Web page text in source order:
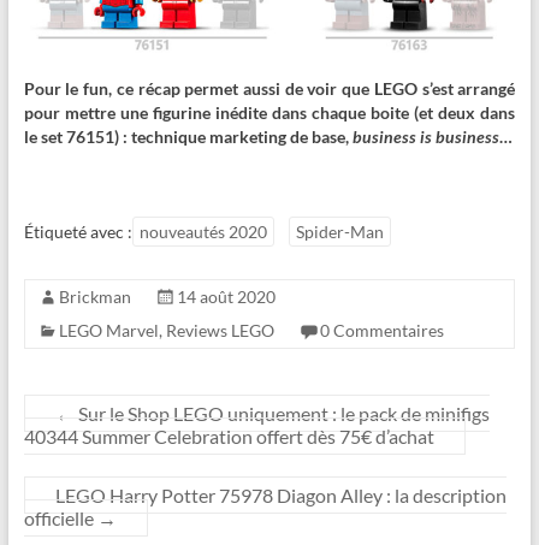
Pour le fun, ce récap permet aussi de voir que LEGO s’est arrangé
pour mettre une figurine inédite dans chaque boite (et deux dans
le set 76151) : technique marketing de base,business is business…
Étiqueté avec : nouveautés 2020 Spider-Man
Brickman
14 août 2020
LEGO Marvel, Reviews LEGO 0 Commentaires
←
Sur le Shop LEGO uniquement : le pack de minifigs
40344 Summer Celebration offert dès 75€ d’achat
LEGO Harry Potter 75978 Diagon Alley : la description
officielle →